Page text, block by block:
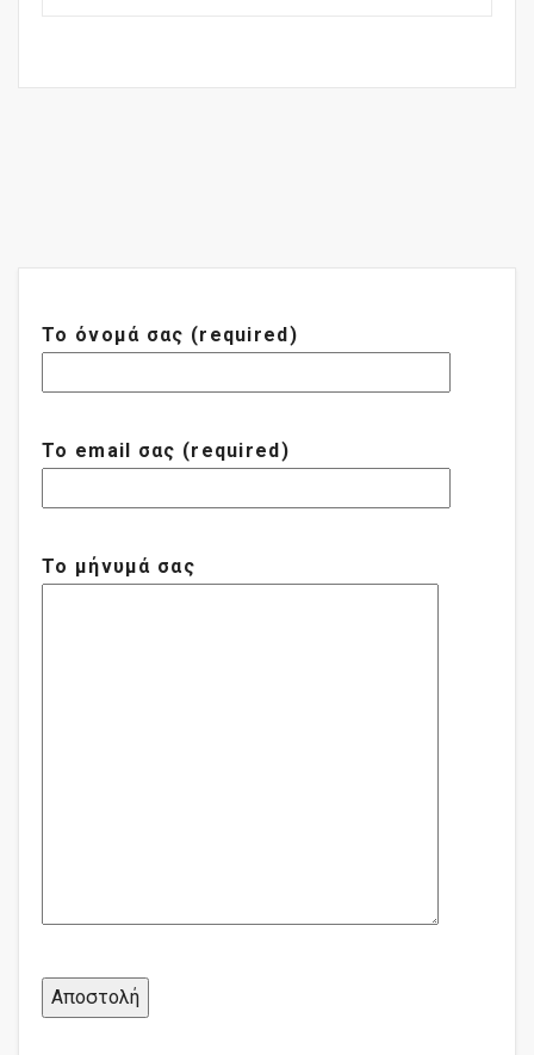
Το όνομά σας (required)
Το email σας (required)
Το μήνυμά σας